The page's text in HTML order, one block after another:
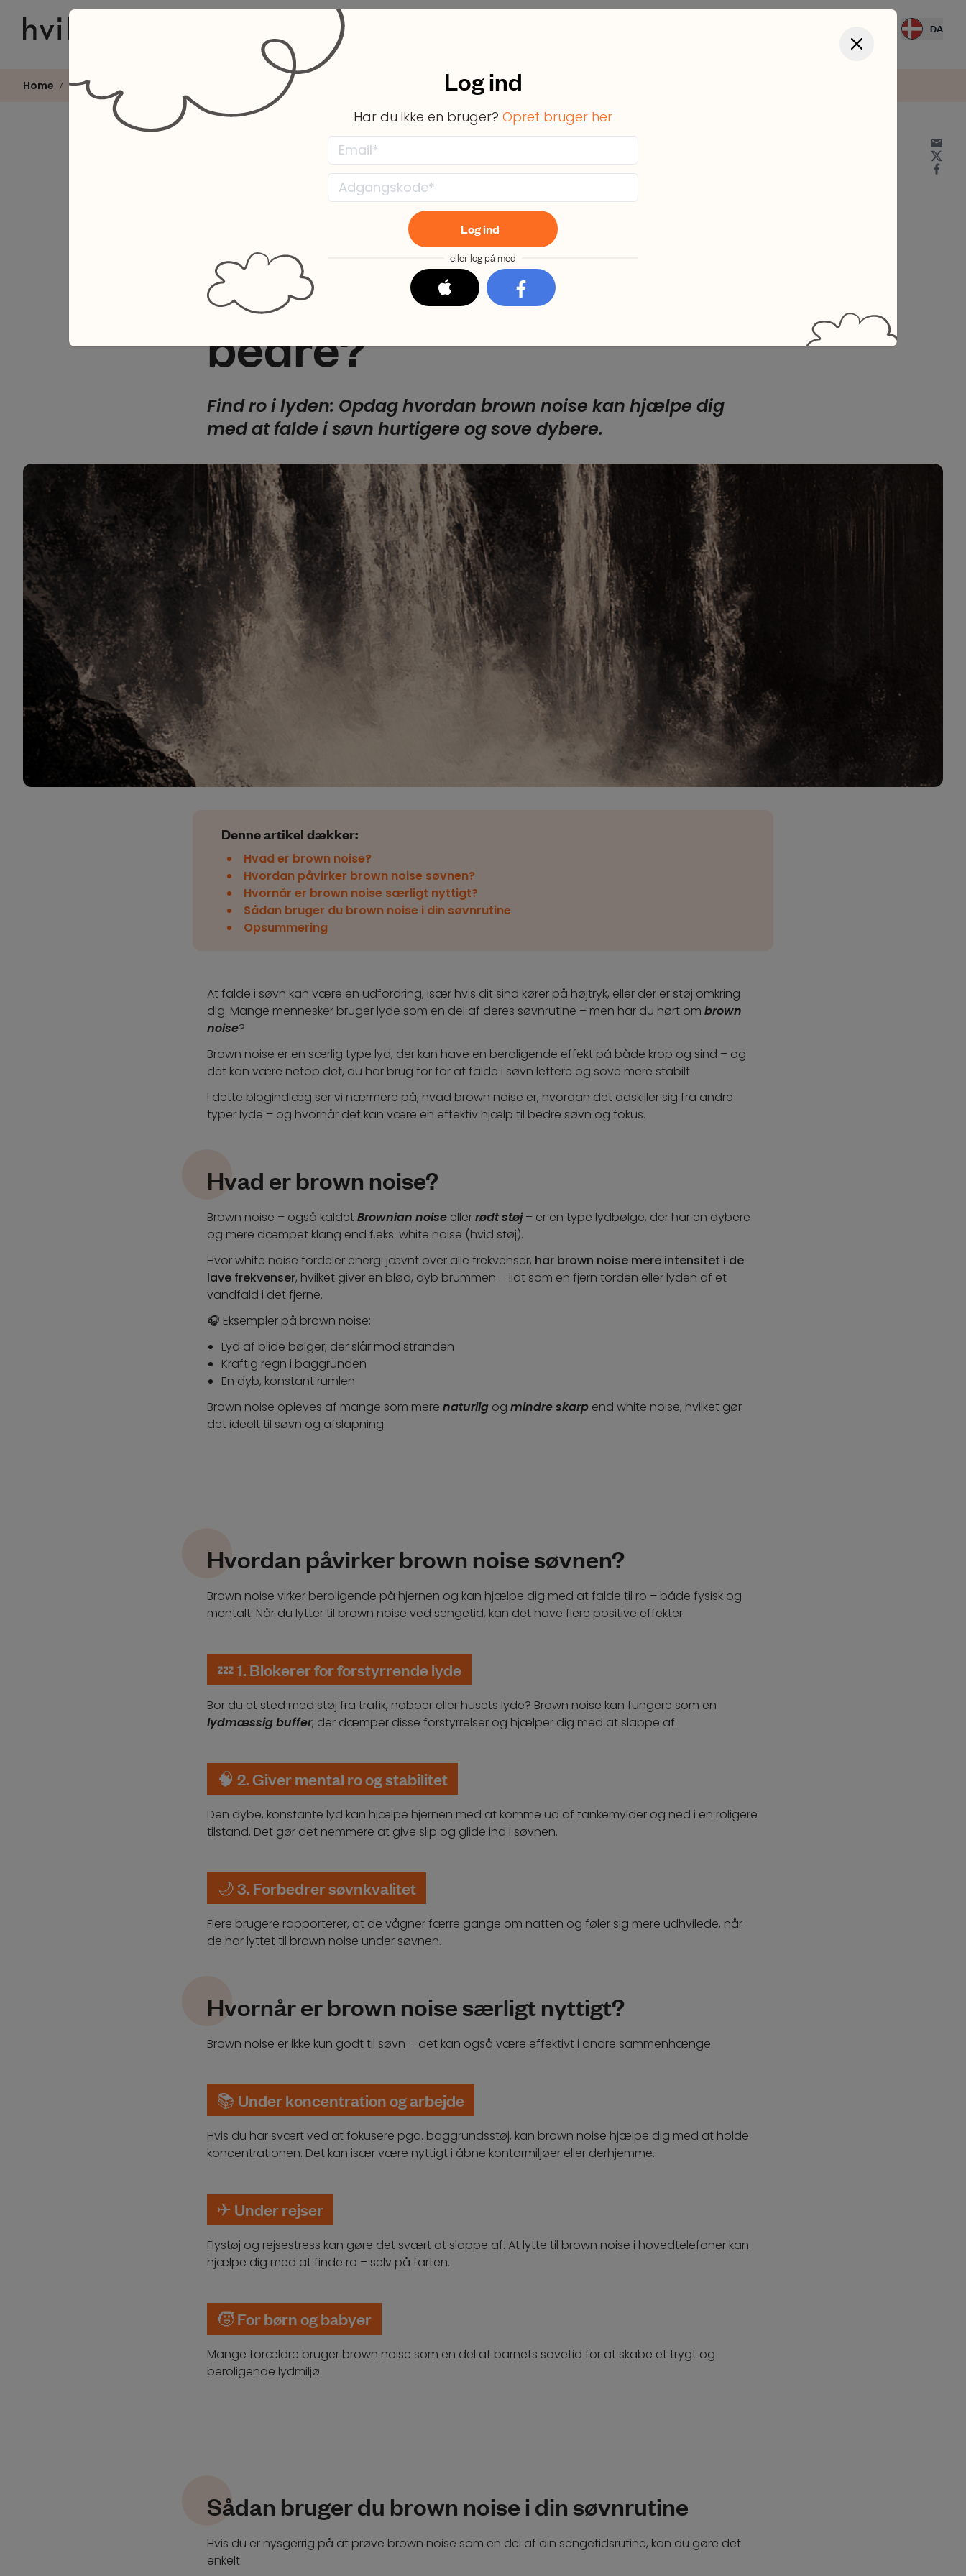
DA
Home / Blog
Hvad er brown noise –
og hvordan kan det
hjælpe dig med at sove
bedre?
Find ro i lyden: Opdag hvordan brown noise kan hjælpe dig
med at falde i søvn hurtigere og sove dybere.
Denne artikel dækker:
Hvad er brown noise?
Hvordan påvirker brown noise søvnen?
Hvornår er brown noise særligt nyttigt?
Sådan bruger du brown noise i din søvnrutine
Opsummering
At falde i søvn kan være en udfordring, især hvis dit sind kører på højtryk, eller der er støj omkring
dig. Mange mennesker bruger lyde som en del af deres søvnrutine – men har du hørt om brown
noise?
Brown noise er en særlig type lyd, der kan have en beroligende effekt på både krop og sind – og
det kan være netop det, du har brug for for at falde i søvn lettere og sove mere stabilt.
I dette blogindlæg ser vi nærmere på, hvad brown noise er, hvordan det adskiller sig fra andre
typer lyde – og hvornår det kan være en effektiv hjælp til bedre søvn og fokus.
Hvad er brown noise?
Brown noise – også kaldetBrownian noise ellerrødt støj– er en type lydbølge, der har en dybere
og mere dæmpet klang end f.eks. white noise (hvid støj).
Hvor white noise fordeler energi jævnt over alle frekvenser, har brown noise mere intensitet i de
lave frekvenser, hvilket giver en blød, dyb brummen – lidt som en fjern torden eller lyden af et
vandfald i det fjerne.
🎧 Eksempler på brown noise:
Lyd af blide bølger, der slår mod stranden
Kraftig regn i baggrunden
En dyb, konstant rumlen
Brown noise opleves af mange som mere naturlig og mindre skarp end white noise, hvilket gør
det ideelt til søvn og afslapning.
Hvordan påvirker brown noise søvnen?
Brown noise virker beroligende på hjernen og kan hjælpe dig med at falde til ro – både fysisk og
mentalt. Når du lytter til brown noise ved sengetid, kan det have flere positive effekter:
💤1. Blokerer for forstyrrende lyde
Bor du et sted med støj fra trafik, naboer eller husets lyde? Brown noise kan fungere som en
lydmæssig buffer, der dæmper disse forstyrrelser og hjælper dig med at slappe af.
🧠 2. Giver mental ro og stabilitet
Den dybe, konstante lyd kan hjælpe hjernen med at komme ud af tankemylder og ned i en roligere
tilstand. Det gør det nemmere at give slip og glide ind i søvnen.
🌙3. Forbedrer søvnkvalitet
Flere brugere rapporterer, at de vågner færre gange om natten og føler sig mere udhvilede, når
de har lyttet til brown noise under søvnen.
Hvornår er brown noise særligt nyttigt?
Brown noise er ikke kun godt til søvn – det kan også være effektivt i andre sammenhænge:
📚 Under koncentration og arbejde
Hvis du har svært ved at fokusere pga. baggrundsstøj, kan brown noise hjælpe dig med at holde
koncentrationen. Det kan især være nyttigt i åbne kontormiljøer eller derhjemme.
✈ Under rejser
Flystøj og rejsestress kan gøre det svært at slappe af. At lytte til brown noise i hovedtelefoner kan
hjælpe dig med at finde ro – selv på farten.
🧒For børn og babyer
Mange forældre bruger brown noise som en del af barnets sovetid for at skabe et trygt og
beroligende lydmiljø.
Sådan bruger du brown noise i din søvnrutine
Hvis du er nysgerrig på at prøve brown noise som en del af din sengetidsrutine, kan du gøre det
enkelt:
Close modal
Log ind
Har du ikke en bruger? Opret bruger her
Log ind
eller log på med